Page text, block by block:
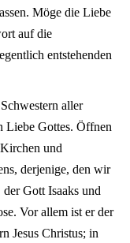
Möge die Liebe
auf die
entstehenden
aller
Liebe Gottes. Öffnen
und
derjenige, den wir
Gott Isaaks und
Vor allem ist er der
Jesus Christus; in